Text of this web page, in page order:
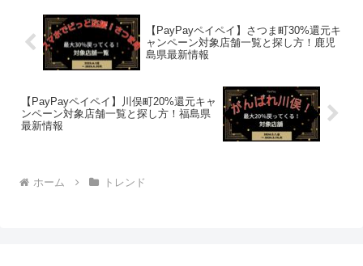
【PayPayペイペイ】さつま町30%還元キ
ャンペーン対象店舗一覧と探し方！鹿児
島県最新情報
【PayPayペイペイ】川俣町20%還元キャ
ンペーン対象店舗一覧と探し方！福島県
最新情報
ホーム トレンド